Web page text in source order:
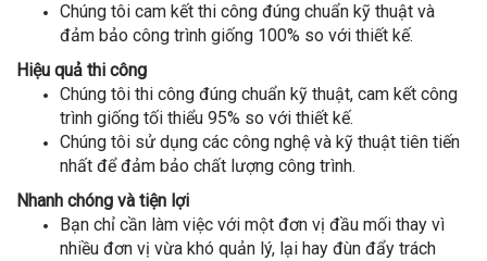
Chúng tôi cam kết thi công đúng chuẩn kỹ thuật và
đảm bảo công trình giống 100% so với thiết kế.
Hiệu quả thi công
Chúng tôi thi công đúng chuẩn kỹ thuật, cam kết công
trình giống tối thiểu 95% so với thiết kế.
Chúng tôi sử dụng các công nghệ và kỹ thuật tiên tiến
nhất để đảm bảo chất lượng công trình.
Nhanh chóng và tiện lợi
Bạn chỉ cần làm việc với một đơn vị đầu mối thay vì
nhiều đơn vị vừa khó quản lý, lại hay đùn đẩy trách